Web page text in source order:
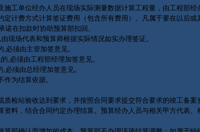
单位经办人员在现场实际测量数据计算工程量，由工程部经
费方式计算签证费用（包含所有费用）。凡属于要在以后
在扣款时协助预算部扣回。
场代表和预算师根据实际情况如实办理签证。
须由主管加签意见。
须由工程部经理加签意见。
须由总经理加签意见。
为结算依据。
站验收达到要求，并按照合同要求提交符合要求的竣工备案
，结合合同约定办理结算。预算经办人员与相关甲方代表